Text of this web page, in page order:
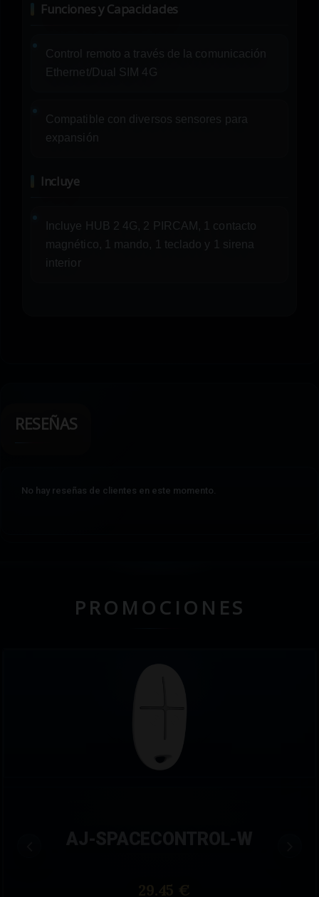
Funciones y Capacidades
Control remoto a través de la comunicación
Ethernet/Dual SIM 4G
Compatible con diversos sensores para
expansión
Incluye
Incluye HUB 2 4G, 2 PIRCAM, 1 contacto
magnético, 1 mando, 1 teclado y 1 sirena
interior
RESEÑAS
No hay reseñas de clientes en este momento.
PROMOCIONES